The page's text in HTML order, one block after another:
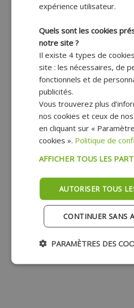
expérience utilisateur.
Quels sont les cookies
notre site ?
Il existe 4 types de
site : les nécessaires, de
fonctionnels et de
publicités.
Vous trouverez plus
nos cookies et ceux de
en cliquant sur «
cookies ». Politique de
AFFICHER TOUS LES
AUTORISER TOUS
CONTINUER SANS
PARAMÈTRES DES